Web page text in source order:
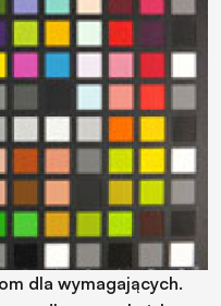
dla wymagających.